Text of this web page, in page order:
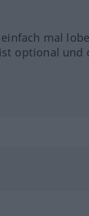
mal
optional und